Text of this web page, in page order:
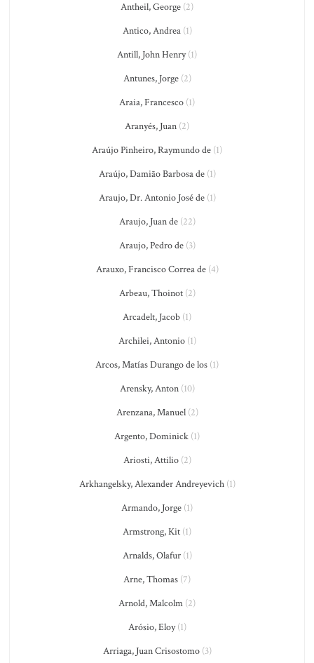
Antheil, George (2)
Antico, Andrea(1)
Antill, John Henry(1)
Antunes, Jorge(2)
Araia, Francesco (1)
Aranyés, Juan (2)
Araújo Pinheiro, Raymundo de (1)
Araújo, Damião Barbosa de(1)
Araujo, Dr. Antonio José de(1)
Araujo, Juan de(22)
Araujo, Pedro de(3)
Arauxo, Francisco Correa de(4)
Arbeau, Thoinot(2)
Arcadelt, Jacob (1)
Archilei, Antonio(1)
Arcos, Matías Durango de los (1)
Arensky, Anton(10)
Arenzana, Manuel(2)
Argento, Dominick (1)
Ariosti, Attilio(2)
Arkhangelsky, Alexander Andreyevich(1)
Armando, Jorge (1)
Armstrong, Kit (1)
Arnalds, Olafur(1)
Arne, Thomas (7)
Arnold, Malcolm (2)
Arósio, Eloy(1)
Arriaga, Juan Crisostomo(3)